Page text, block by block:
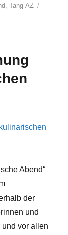
,Tang-AZ
Abend“
der
und
und vor allen